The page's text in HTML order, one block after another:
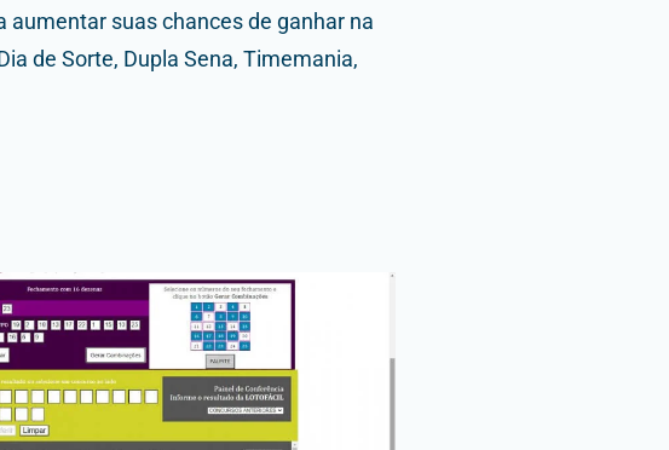
suas chances de ganhar na
de Sorte, Dupla Sena, Timemania,